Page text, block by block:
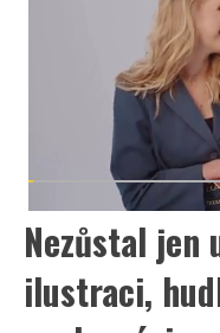
Nezůstal jen
ilustraci,